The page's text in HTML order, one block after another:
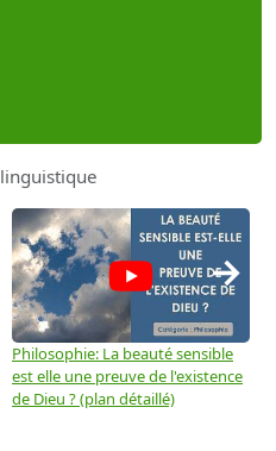
Philosophie: La beauté sensible
est elle une preuve de l'existence
de Dieu ? (plan détaillé)
→